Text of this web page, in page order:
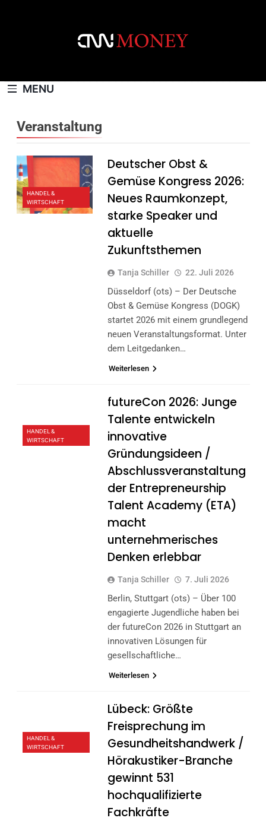
MENU
Veranstaltung
HANDEL &
WIRTSCHAFT
Deutscher Obst &
Gemüse Kongress 2026:
Neues Raumkonzept,
starke Speaker und
aktuelle
Zukunftsthemen
Tanja Schiller 22. Juli 2026
Düsseldorf (ots) – Der Deutsche
Obst & Gemüse Kongress (DOGK)
startet 2026 mit einem grundlegend
neuen Veranstaltungsformat. Unter
dem Leitgedanken…
Weiterlesen
HANDEL &
WIRTSCHAFT
futureCon 2026: Junge
Talente entwickeln
innovative
Gründungsideen /
Abschlussveranstaltung
der Entrepreneurship
Talent Academy (ETA)
macht
unternehmerisches
Denken erlebbar
Tanja Schiller 7. Juli 2026
Berlin, Stuttgart (ots) – Über 100
engagierte Jugendliche haben bei
der futureCon 2026 in Stuttgart an
innovativen Lösungen für
gesellschaftliche…
Weiterlesen
HANDEL &
WIRTSCHAFT
Lübeck: Größte
Freisprechung im
Gesundheitshandwerk /
Hörakustiker-Branche
gewinnt 531
hochqualifizierte
Fachkräfte